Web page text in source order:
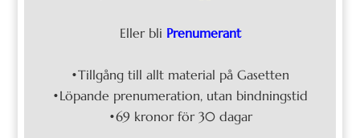
Eller bli Prenumerant
•Tillgång till allt material på Gasetten
•Löpande prenumeration, utan bindningstid
•69 kronor för 30 dagar